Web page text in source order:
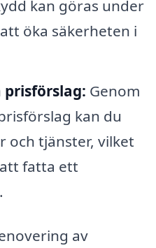
kan göras under
öka säkerheten i
prisförslag: Genom
kan du
och tjänster, vilket
fatta ett
av